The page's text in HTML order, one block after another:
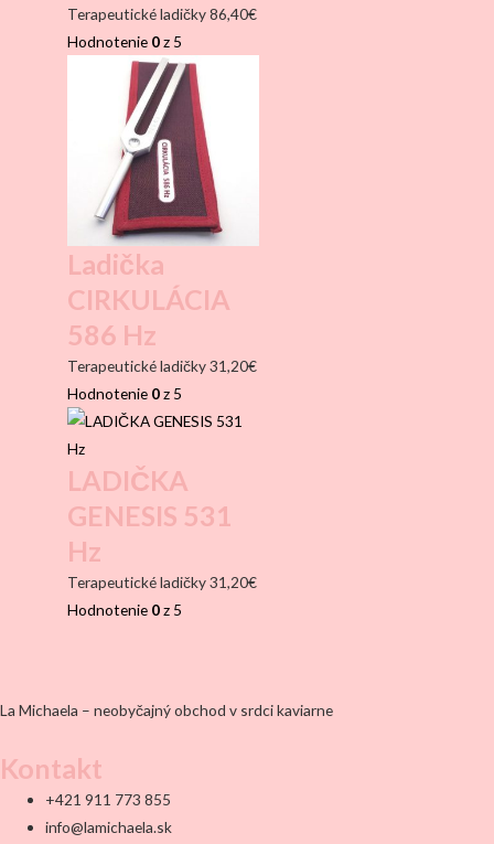
Terapeutické ladičky86,40€
Hodnotenie 0z 5
Ladička
CIRKULÁCIA
586 Hz
Terapeutické ladičky31,20€
Hodnotenie 0z 5
LADIČKA
GENESIS 531
Hz
Terapeutické ladičky31,20€
Hodnotenie 0z 5
La Michaela – neobyčajný obchod v srdci kaviarne
Kontakt
+421 911 773 855
info@lamichaela.sk